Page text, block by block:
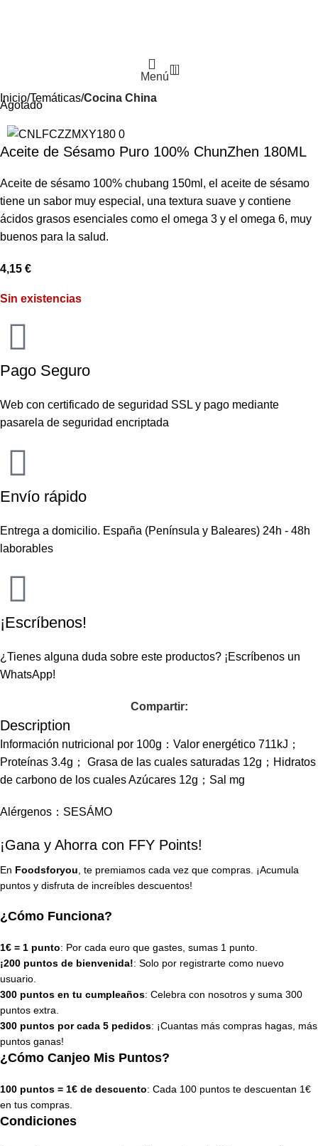
Menú
0
Inicio Temáticas Cocina China
Agotado
Aceite de Sésamo Puro 100% ChunZhen 180ML
Aceite de sésamo 100% chubang 150ml, el aceite de sésamo
tiene un sabor muy especial, una textura suave y contiene
ácidos grasos esenciales como el omega 3 y el omega 6, muy
buenos para la salud.
4,15 €
Sin existencias
Pago Seguro
Web con certificado de seguridad SSL y pago mediante
pasarela de seguridad encriptada
Envío rápido
Entrega a domicilio. España (Península y Baleares) 24h - 48h
laborables
¡Escríbenos!
¿Tienes alguna duda sobre este productos? ¡Escríbenos un
WhatsApp!
Compartir:
Description
Información nutricional por 100g：Valor energético 711kJ；
Proteínas 3.4g； Grasa de las cuales saturadas 12g；Hidratos
de carbono de los cuales Azúcares 12g；Sal mg
Alérgenos：SESÁMO
¡Gana y Ahorra con FFY Points!
En Foodsforyou, te premiamos cada vez que compras. ¡Acumula
puntos y disfruta de increíbles descuentos!
¿Cómo Funciona?
1€ = 1 punto: Por cada euro que gastes, sumas 1 punto.
¡200 puntos de bienvenida!: Solo por registrarte como nuevo
usuario.
300 puntos en tu cumpleaños: Celebra con nosotros y suma 300
puntos extra.
300 puntos por cada 5 pedidos: ¡Cuantas más compras hagas, más
puntos ganas!
¿Cómo Canjeo Mis Puntos?
100 puntos = 1€ de descuento: Cada 100 puntos te descuentan 1€
en tus compras.
Condiciones